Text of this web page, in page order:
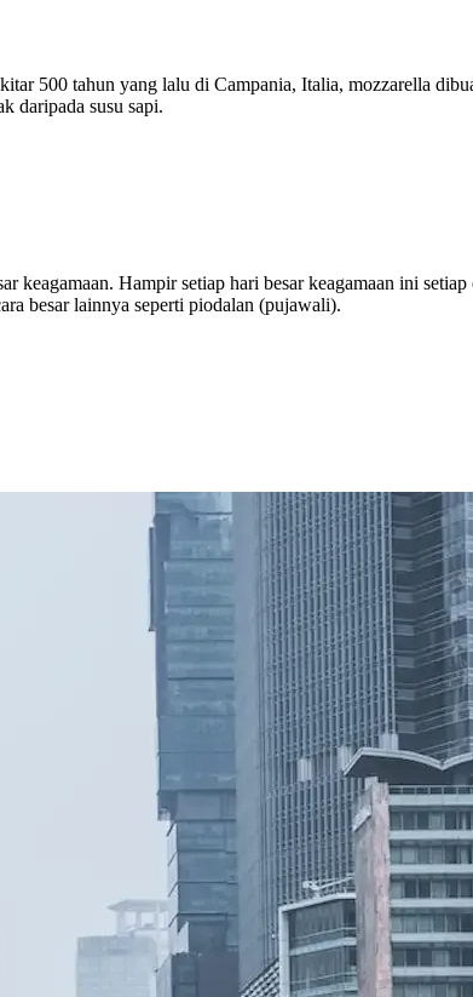
500 tahun yang lalu di Campania, Italia, mozzarella
daripada susu sapi.
Hampir setiap hari besar keagamaan ini
besar lainnya seperti piodalan (pujawali).